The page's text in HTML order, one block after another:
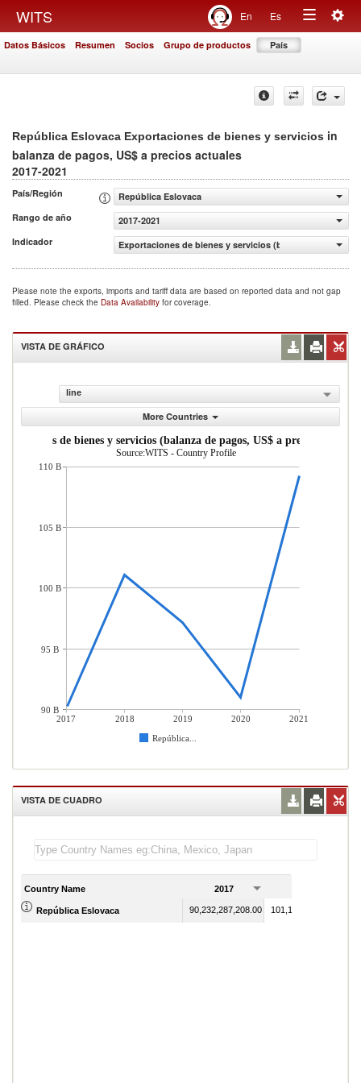
WITS En Es
Toggle
Datos Básicos Resumen Socios Grupo de productos País
República Eslovaca Exportaciones de bienes y servicios in
balanza de pagos, US$ a precios actuales
2017-2021
País/Región
República Eslovaca
Rango de año
2017-2021
Indicador
Exportaciones de bienes y servicios (balanza de pagos,
Please note the exports, imports and tariff data are based on reported data and not gap
filled. Please check the Data Availability for coverage.
VISTA DE GRÁFICO
line
More Countries
de bienes y servicios (balanza de pagos, US$ a precios
Source:WITS - Country Profile
2017 2018 2019 2020
2021
República...
110 B
105 B
100 B
95 B
90 B
VISTA DE CUADRO
Country Name 2017
República Eslovaca 90,232,287,208.00 101,107,635,760.00